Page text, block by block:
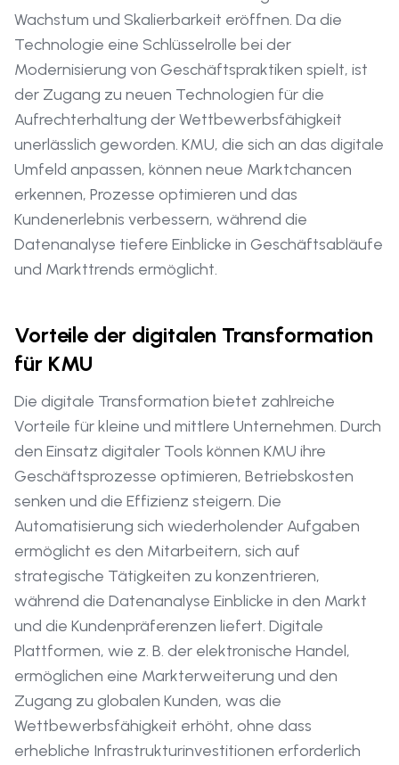
Wachstum und Skalierbarkeit eröffnen. Da die
Technologie eine Schlüsselrolle bei der
Modernisierung von Geschäftspraktiken spielt, ist
der Zugang zu neuen Technologien für die
Aufrechterhaltung der Wettbewerbsfähigkeit
unerlässlich geworden. KMU, die sich an das digitale
Umfeld anpassen, können neue Marktchancen
erkennen, Prozesse optimieren und das
Kundenerlebnis verbessern, während die
Datenanalyse tiefere Einblicke in Geschäftsabläufe
und Markttrends ermöglicht.
Vorteile der digitalen Transformation
für KMU
Die digitale Transformation bietet zahlreiche
Vorteile für kleine und mittlere Unternehmen. Durch
den Einsatz digitaler Tools können KMU ihre
Geschäftsprozesse optimieren, Betriebskosten
senken und die Effizienz steigern. Die
Automatisierung sich wiederholender Aufgaben
ermöglicht es den Mitarbeitern, sich auf
strategische Tätigkeiten zu konzentrieren,
während die Datenanalyse Einblicke in den Markt
und die Kundenpräferenzen liefert. Digitale
Plattformen, wie z. B. der elektronische Handel,
ermöglichen eine Markterweiterung und den
Zugang zu globalen Kunden, was die
Wettbewerbsfähigkeit erhöht, ohne dass
erhebliche Infrastrukturinvestitionen erforderlich